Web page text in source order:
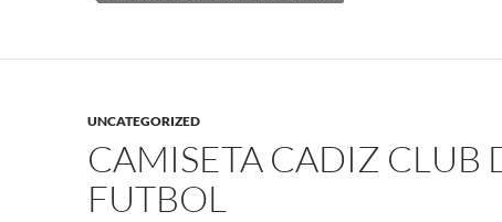
UNCATEGORIZED
CAMISETA CADIZ CLUB
FUTBOL